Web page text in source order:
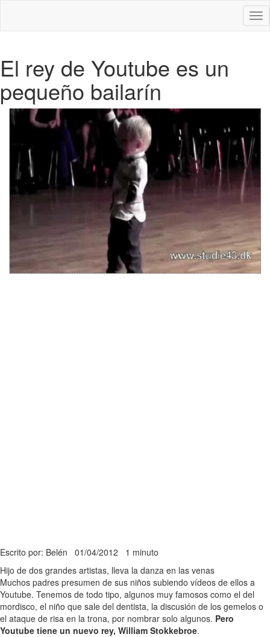
El rey de Youtube es un
pequeño bailarín
Escrito por: Belén 01/04/2012 1 minuto
Hijo de dos grandes artistas, lleva la danza en las venas
Muchos padres presumen de sus niños subiendo vídeos de ellos a
Youtube. Tenemos de todo tipo, algunos muy famosos como el del
mordisco, el niño que sale del dentista, la discusión de los gemelos o
el ataque de risa en la trona, por nombrar solo algunos. Pero
Youtube tiene un nuevo rey, William Stokkebroe.